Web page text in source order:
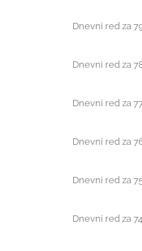
Dnevni red za
Dnevni red za
Dnevni red za
Dnevni red za
Dnevni red za
Dnevni red za